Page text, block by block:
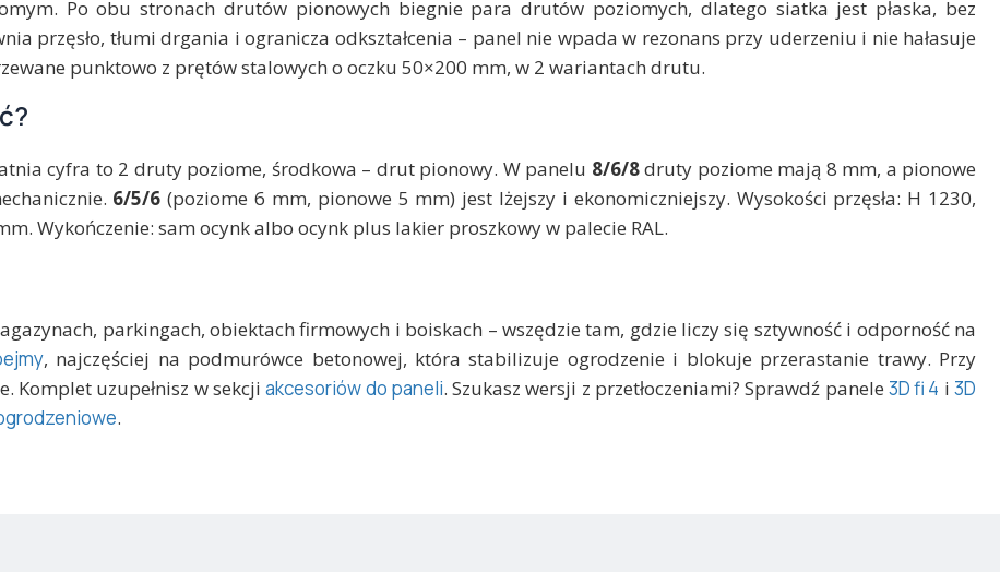
Po obu stronach drutów pionowych biegnie para drutów poziomych, dlatego siatka jest płaska, bez
przęsło, tłumi drgania i ogranicza odkształcenia – panel nie wpada w rezonans przy uderzeniu i nie hałasuje
punktowo z prętów stalowych o oczku 50×200 mm, w 2 wariantach drutu.
cyfra to 2 druty poziome, środkowa – drut pionowy. W panelu 8/6/8druty poziome mają 8 mm, a pionowe
6/5/6 (poziome 6 mm, pionowe 5 mm) jest lżejszy i ekonomiczniejszy. Wysokości przęsła: H 1230,
Wykończenie: sam ocynk albo ocynk plus lakier proszkowy w palecie RAL.
parkingach, obiektach firmowych i boiskach – wszędzie tam, gdzie liczy się sztywność i odporność na
, najczęściej na podmurówce betonowej, która stabilizuje ogrodzenie i blokuje przerastanie trawy. Przy
Komplet uzupełnisz w sekcjiakcesoriów do paneli. Szukasz wersji z przetłoczeniami? Sprawdź panele 3D fi 4 i3D
.